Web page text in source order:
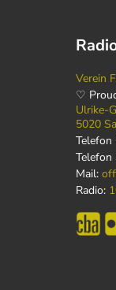
Verein
♡
Ulrike-
5020
Telefon
Telefon
Mail:
Radio: